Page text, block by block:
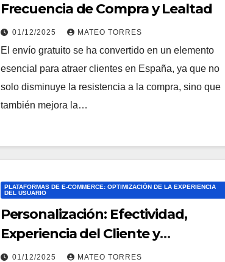
Frecuencia de Compra y Lealtad
01/12/2025 MATEO TORRES
El envío gratuito se ha convertido en un elemento
esencial para atraer clientes en España, ya que no
solo disminuye la resistencia a la compra, sino que
también mejora la…
PLATAFORMAS DE E-COMMERCE: OPTIMIZACIÓN DE LA EXPERIENCIA
DEL USUARIO
Personalización: Efectividad,
Experiencia del Cliente y
Crecimiento de Ventas
01/12/2025 MATEO TORRES